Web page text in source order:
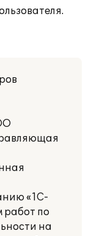
«1С-
работ по
на